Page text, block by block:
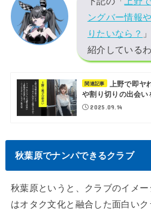
ングバー情報
りたいなら？
紹介しているわ
関連記事
上野で即ヤ
や割り切りの出会い
2025.09.14
秋葉原でナンパできるクラブ
秋葉原というと、クラブのイメ
はオタク文化と融合した面白いク